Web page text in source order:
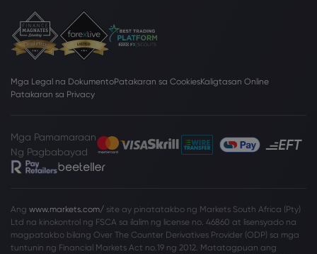
Mga Legal na DokumentoPatakaran sa CookiesKaligtasan Online
Patakaran sa Privacy
Mga Pamamaraan
Ng Pagbabayad
Ang www.markets.com/ site ay pinatatakbo ng Markets South Africa (Pty)
Ltd na kinokontrol ng FSCA sa ilalim ng license no. 46860 at lisensyado na
magpatakbo bilang Over The Counter Derivatives Provider (ODP) sa mga
tuntunin ng Financial Markets Act no.19 ng 2012. Matatagpuan ang